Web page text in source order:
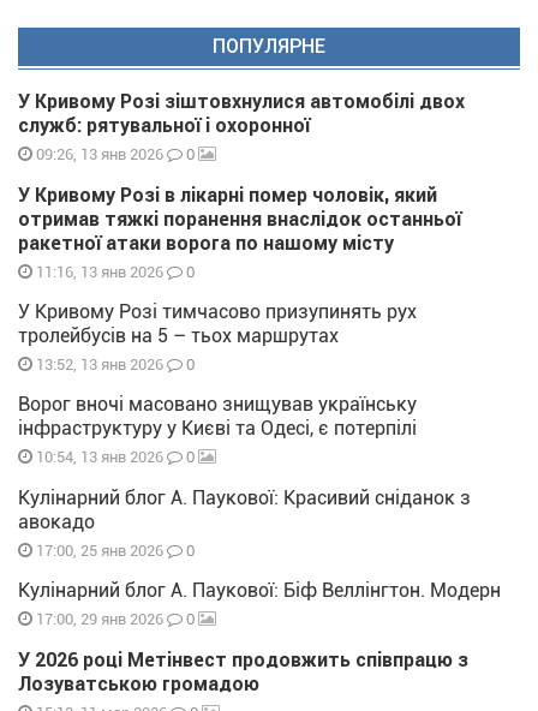
ПОПУЛЯРНЕ
У Кривому Розі зіштовхнулися автомобілі двох
служб: рятувальної і охоронної
09:26, 13 янв 2026 0
У Кривому Розі в лікарні помер чоловік, який
отримав тяжкі поранення внаслідок останньої
ракетної атаки ворога по нашому місту
11:16, 13 янв 2026 0
У Кривому Розі тимчасово призупинять рух
тролейбусів на 5 – тьох маршрутах
13:52, 13 янв 2026 0
Ворог вночі масовано знищував українську
інфраструктуру у Києві та Одесі, є потерпілі
10:54, 13 янв 2026 0
Кулінарний блог А. Паукової: Красивий сніданок з
авокадо
17:00, 25 янв 2026 0
Кулінарний блог А. Паукової: Біф Веллінгтон. Модерн
17:00, 29 янв 2026 0
У 2026 році Метінвест продовжить співпрацю з
Лозуватською громадою